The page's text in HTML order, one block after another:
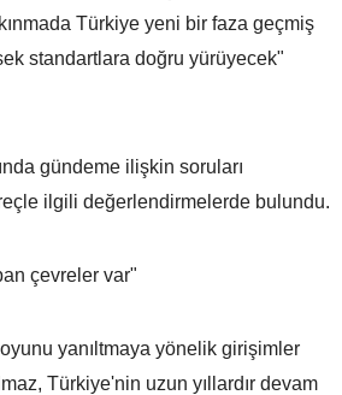
Türkiye yeni bir faza geçmiş
standartlara doğru yürüyecek"
gündeme ilişkin soruları
ilgili değerlendirmelerde bulundu.
çevreler var"
yanıltmaya yönelik girişimler
Türkiye'nin uzun yıllardır devam